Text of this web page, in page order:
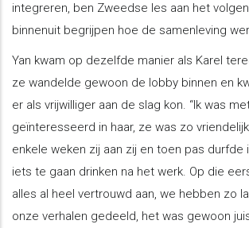
integreren, ben Zweedse les aan het
binnenuit begrijpen hoe de samenleving
Yan kwam op dezelfde manier als Karel
ze wandelde gewoon de lobby binnen en
er als vrijwilliger aan de slag kon. “Ik was
geïnteresseerd in haar, ze was zo
enkele weken zij aan zij en toen pas durfde
iets te gaan drinken na het werk. Op die
alles al heel vertrouwd aan, we hebben zo
onze verhalen gedeeld, het was gewoon